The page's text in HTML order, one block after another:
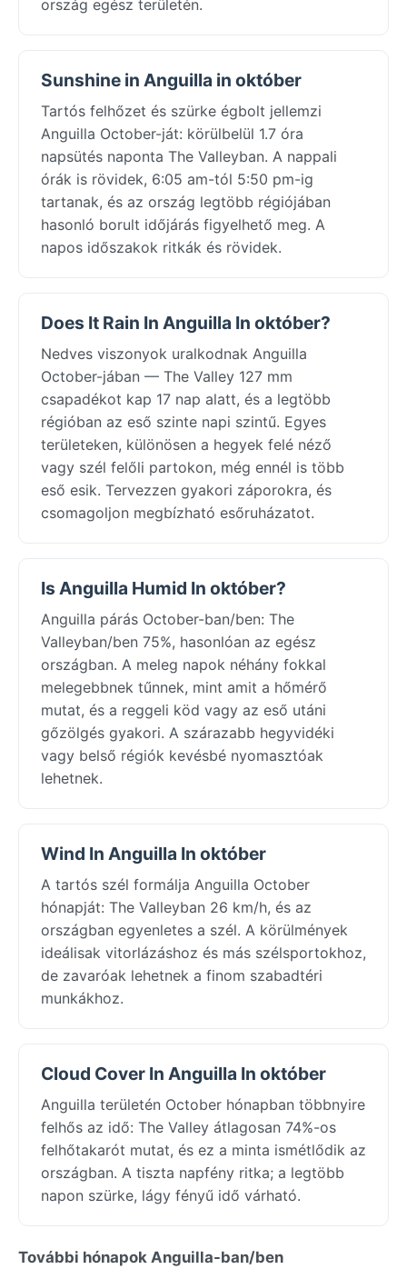
ország egész területén.
Sunshine in Anguilla in október
Tartós felhőzet és szürke égbolt jellemzi
Anguilla October-ját: körülbelül 1.7 óra
napsütés naponta The Valleyban. A nappali
órák is rövidek, 6:05 am-tól 5:50 pm-ig
tartanak, és az ország legtöbb régiójában
hasonló borult időjárás figyelhető meg. A
napos időszakok ritkák és rövidek.
Does It Rain In Anguilla In október?
Nedves viszonyok uralkodnak Anguilla
October-jában — The Valley 127 mm
csapadékot kap 17 nap alatt, és a legtöbb
régióban az eső szinte napi szintű. Egyes
területeken, különösen a hegyek felé néző
vagy szél felőli partokon, még ennél is több
eső esik. Tervezzen gyakori záporokra, és
csomagoljon megbízható esőruházatot.
Is Anguilla Humid In október?
Anguilla párás October-ban/ben: The
Valleyban/ben 75%, hasonlóan az egész
országban. A meleg napok néhány fokkal
melegebbnek tűnnek, mint amit a hőmérő
mutat, és a reggeli köd vagy az eső utáni
gőzölgés gyakori. A szárazabb hegyvidéki
vagy belső régiók kevésbé nyomasztóak
lehetnek.
Wind In Anguilla In október
A tartós szél formálja Anguilla October
hónapját: The Valleyban 26 km/h, és az
országban egyenletes a szél. A körülmények
ideálisak vitorlázáshoz és más szélsportokhoz,
de zavaróak lehetnek a finom szabadtéri
munkákhoz.
Cloud Cover In Anguilla In október
Anguilla területén October hónapban többnyire
felhős az idő: The Valley átlagosan 74%-os
felhőtakarót mutat, és ez a minta ismétlődik az
országban. A tiszta napfény ritka; a legtöbb
napon szürke, lágy fényű idő várható.
További hónapok Anguilla-ban/ben